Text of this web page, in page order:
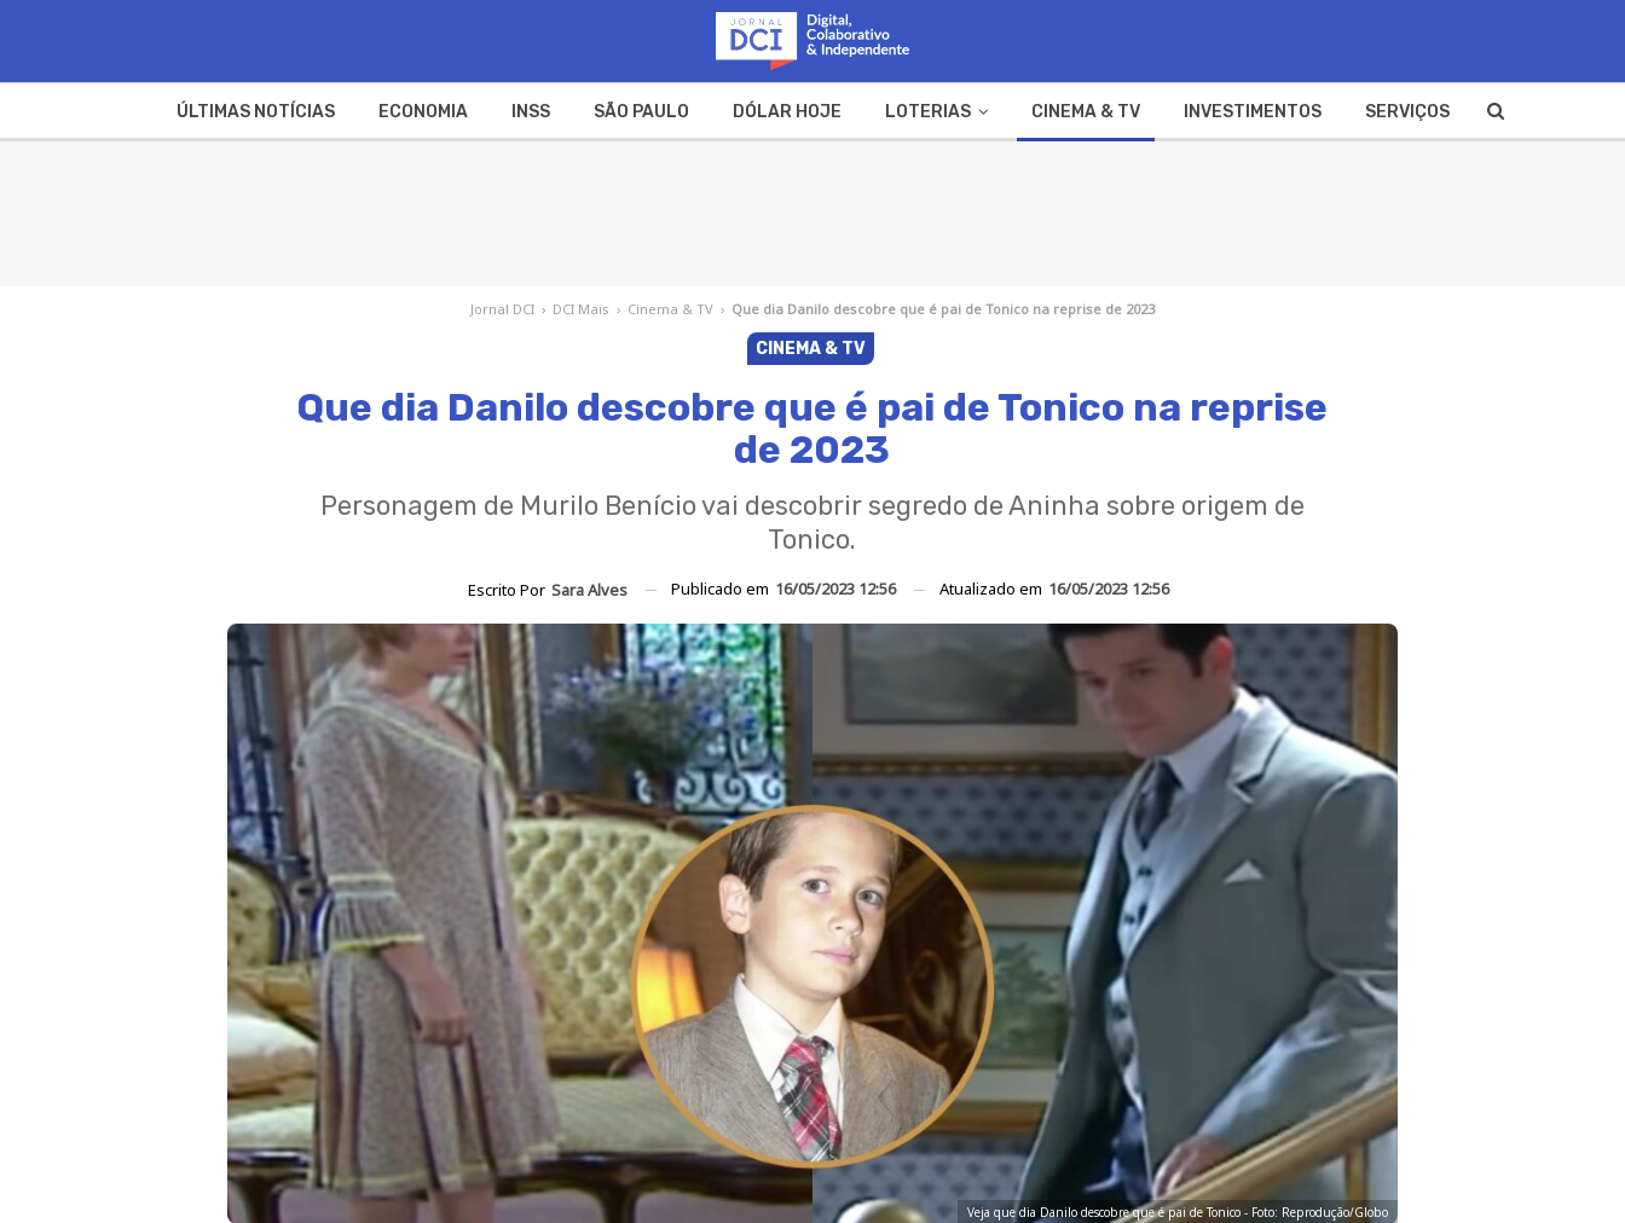
ÚLTIMAS NOTÍCIAS ECONOMIA INSS SÃO PAULO DÓLAR HOJE LOTERIAS CINEMA & TV INVESTIMENTOS SERVIÇOS
Jornal DCI › DCI Mais › Cinema & TV › Que dia Danilo descobre que é pai de Tonico na reprise de 2023
CINEMA & TV
Que dia Danilo descobre que é pai de Tonico na reprise
de 2023
Personagem de Murilo Benício vai descobrir segredo de Aninha sobre origem de
Tonico.
Escrito Por Sara Alves Publicado em 16/05/2023 12:56 Atualizado em 16/05/2023 12:56
Veja que dia Danilo descobre que é pai de Tonico - Foto: Reprodução/Globo